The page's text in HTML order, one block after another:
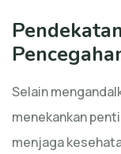
Selain
menekankan
menjaga